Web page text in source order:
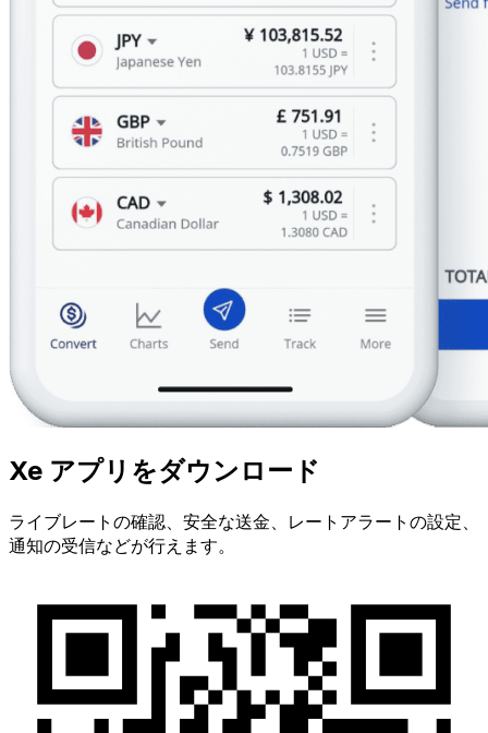
Xe アプリをダウンロード
ライブレートの確認、安全な送金、レートアラートの設定、
通知の受信などが行えます。